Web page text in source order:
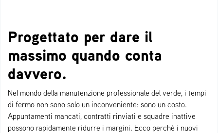
Progettato per dare il
massimo quando conta
davvero.
Nel mondo della manutenzione professionale del verde, i tempi
di fermo non sono solo un inconveniente: sono un costo.
Appuntamenti mancati, contratti rinviati e squadre inattive
possono rapidamente ridurre i margini. Ecco perché i nuovi